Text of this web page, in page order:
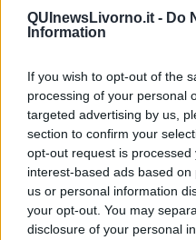
QUInewsLivorno.it - Do
Information
If you wish to opt-out of the
processing of your personal
targeted advertising by us,
section to confirm your
opt-out request is
interest-based ads based
us or personal information
your opt-out. You may
disclosure of your personal
Nives Monda, minacciata solo
genocidio di Gaza. Meno male
non si rende conto Israele che
interessi strategici di
conto: l’odio che cresce nei
l’antisemitismo generico! Odio,
Israele cresce l’odio totale.
ancora il migliore, anche da
che sia utilizzata come clinica
lasciato le finnze della Chiesa
Adolfo Santoro